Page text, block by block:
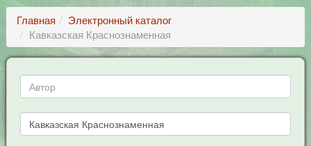
Главная
Электронный каталог
Кавказская Краснознаменная